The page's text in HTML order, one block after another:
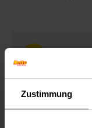
Zustimmung